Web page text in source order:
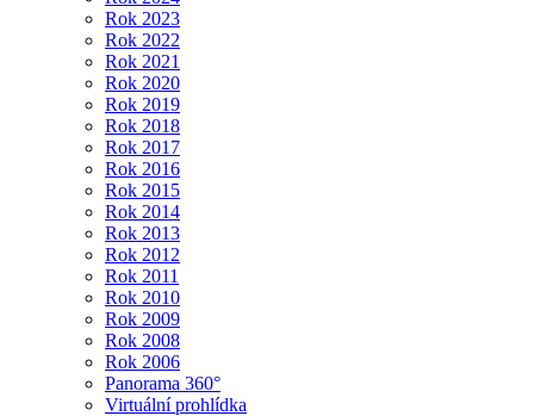
Rok 2023
Rok 2022
Rok 2021
Rok 2020
Rok 2019
Rok 2018
Rok 2017
Rok 2016
Rok 2015
Rok 2014
Rok 2013
Rok 2012
Rok 2011
Rok 2010
Rok 2009
Rok 2008
Rok 2006
Panorama 360°
Virtuální prohlídka